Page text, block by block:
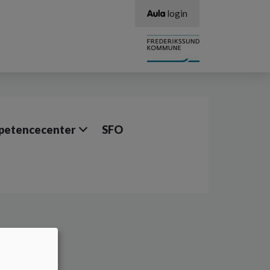
login
SFO